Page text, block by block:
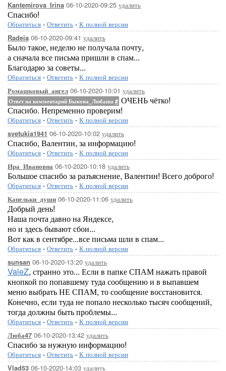
Kantemirova_Irina 06-10-2020-09:25 удалить
Спасибо!
Обратиться - Ответить - К полной версии
Radeia 06-10-2020-09:41 удалить
Было такое, неделю не получала почту,
а сначала все письма пришли в спам...
Благодарю за советы...
Обратиться - Ответить - К полной версии
Ромашковый_ангел 06-10-2020-10:01 удалить
Ответ на комментарий Быкова_Любаша # ОЧЕНЬ чётко!
Спасибо. Непременно проверим!
Обратиться - Ответить - К полной версии
svetukia1941 06-10-2020-10:02 удалить
Спасибо, Валентин, за информацию!
Обратиться - Ответить - К полной версии
Ира_Ивановна 06-10-2020-10:18 удалить
Большое спасибо за разъяснение, Валентин! Всего доброго!
Обратиться - Ответить - К полной версии
Капельки_души 06-10-2020-11:06 удалить
Добрый день!
Наша почта давно на Яндексе,
но и здесь бывают сбои...
Вот как в сентябре...все письма шли в спам...
Обратиться - Ответить - К полной версии
sunsan 06-10-2020-13:20 удалить
ValeZ, странно это... Если в папке СПАМ нажать правой
кнопкой по попавшему туда сообщению и в выпавшем
меню выбрать НЕ СПАМ, то сообщение восстановится.
Конечно, если туда не попало несколько тысяч сообщений,
тогда должны быть проблемы...
Обратиться - Ответить - К полной версии
Люба47 06-10-2020-13:42 удалить
Спасибо за нужную информацию!
Обратиться - Ответить - К полной версии
Vlad53 06-10-2020-14:03 удалить